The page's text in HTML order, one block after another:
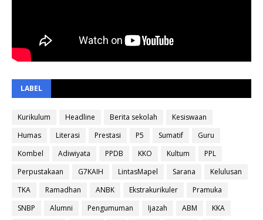
LABEL
Kurikulum Headline Berita sekolah
Kesiswaan
Humas
Literasi Prestasi P5 Sumatif
Guru
Kombel
Adiwiyata PPDB KKO Kultum
PPL
Perpustakaan
G7KAIH LintasMapel Sarana
Kelulusan
TKA
Ramadhan ANBK Ekstrakurikuler
Pramuka
SNBP
Alumni Pengumuman Ijazah ABM
KKA